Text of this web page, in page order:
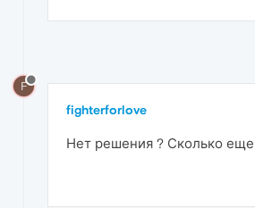
F
fighterforlove
Нет решения ? Сколько